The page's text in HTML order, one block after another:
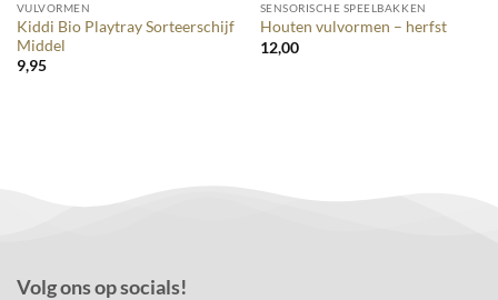
VULVORMEN
Kiddi Bio Playtray Sorteerschijf
Middel
9,95
SENSORISCHE SPEELBAKKEN
Houten vulvormen – herfst
12,00
Volg ons op socials!